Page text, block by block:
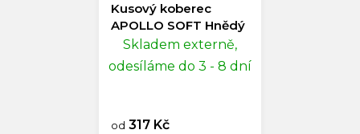
Kusový koberec
APOLLO SOFT Hnědý
Skladem externě,
odesíláme do 3 - 8 dní
od 317 Kč